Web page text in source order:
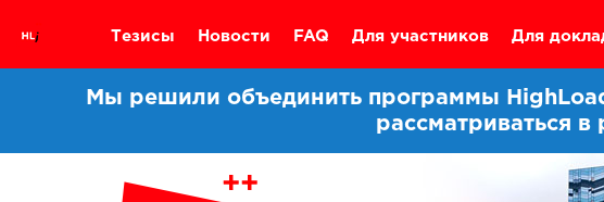
Тезисы Новости FAQ Для участников Для
Мы решили объединить программы
рассматриваться